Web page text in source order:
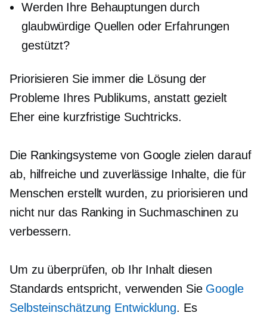
Werden Ihre Behauptungen durch
glaubwürdige Quellen oder Erfahrungen
gestützt?
Priorisieren Sie immer die Lösung der
Probleme Ihres Publikums, anstatt gezielt
Eher eine kurzfristigeSuchtricks.
Die Rankingsysteme von Google zielen darauf
ab, hilfreiche und zuverlässige Inhalte, die für
Menschen erstellt wurden, zu priorisieren und
nicht nur das Ranking in Suchmaschinen zu
verbessern.
Um zu überprüfen, ob Ihr Inhalt diesen
Standards entspricht, verwenden Sie Google
Selbsteinschätzung Entwicklung. Es